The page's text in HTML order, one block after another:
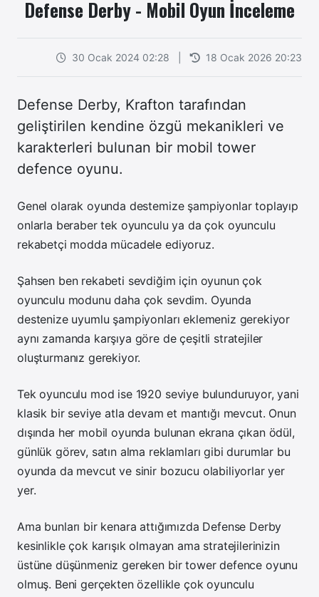
Defense Derby - Mobil Oyun İnceleme
30 Ocak 2024 02:28 18 Ocak 2026 20:23
Defense Derby, Krafton tarafından
geliştirilen kendine özgü mekanikleri ve
karakterleri bulunan bir mobil tower
defence oyunu.
Genel olarak oyunda destemize şampiyonlar toplayıp
onlarla beraber tek oyunculu ya da çok oyunculu
rekabetçi modda mücadele ediyoruz.
Şahsen ben rekabeti sevdiğim için oyunun çok
oyunculu modunu daha çok sevdim. Oyunda
destenize uyumlu şampiyonları eklemeniz gerekiyor
aynı zamanda karşıya göre de çeşitli stratejiler
oluşturmanız gerekiyor.
Tek oyunculu mod ise 1920 seviye bulunduruyor, yani
klasik bir seviye atla devam et mantığı mevcut. Onun
dışında her mobil oyunda bulunan ekrana çıkan ödül,
günlük görev, satın alma reklamları gibi durumlar bu
oyunda da mevcut ve sinir bozucu olabiliyorlar yer
yer.
Ama bunları bir kenara attığımızda Defense Derby
kesinlikle çok karışık olmayan ama stratejilerinizin
üstüne düşünmeniz gereken bir tower defence oyunu
olmuş. Beni gerçekten özellikle çok oyunculu